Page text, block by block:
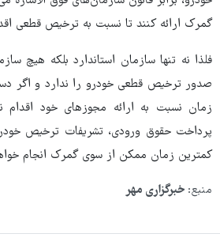
گمرک ارائه کنند تا نسبت به ترخیص قطعی
فلذا نه تنها سازمان استاندارد بلکه هیچ
صدور ترخیص قطعی خودرو را ندارد و اگر
زمان نسبت به ارائه مجوزهای خود اقدام
پرداخت حقوق ورودی، تشریفات ترخیص
کمترین زمان ممکن از سوی گمرک انجام
منبع: خبرگزاری مهر